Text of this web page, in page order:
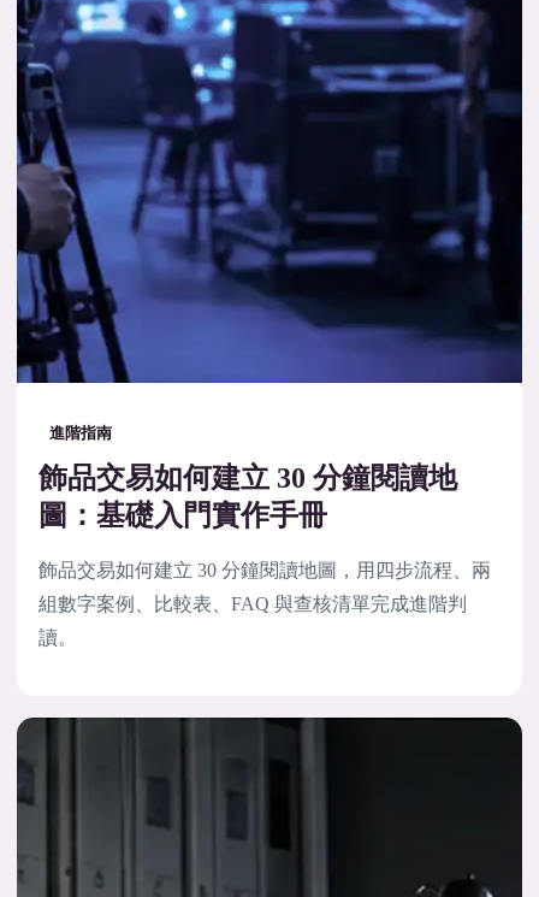
進階指南
飾品交易如何建立 30 分鐘閱讀地
圖：基礎入門實作手冊
飾品交易如何建立 30 分鐘閱讀地圖，用四步流程、兩
組數字案例、比較表、FAQ 與查核清單完成進階判
讀。